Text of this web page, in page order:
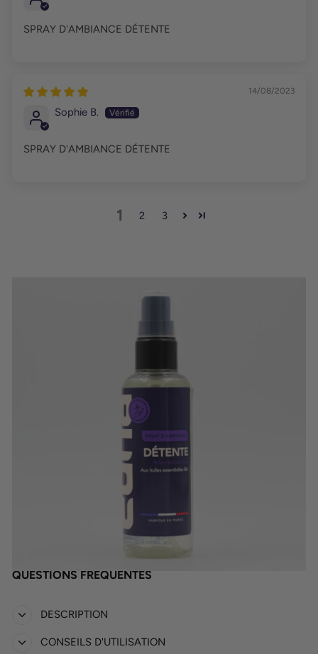
SPRAY D'AMBIANCE DÉTENTE
14/08/2023
Sophie B.
SPRAY D'AMBIANCE DÉTENTE
1 2 3
QUESTIONS FRÉQUENTES
DESCRIPTION
CONSEILS D'UTILISATION